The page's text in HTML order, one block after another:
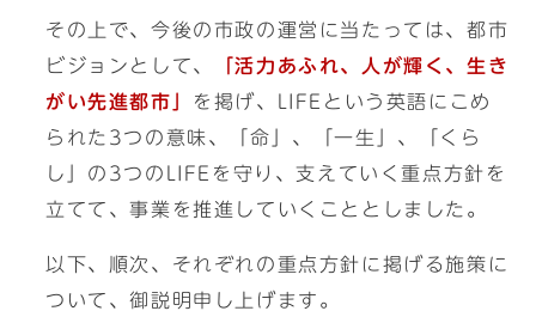
その上で、今後の市政の運営に当たっては、都市
ビジョンとして、
「活力あふれ、人が輝く、生き
がい先進都市」
を掲げ、LIFEという英語にこめ
られた3つの意味、「命」、「一生」、「くら
し」の3つのLIFEを守り、支えていく重点方針を
立てて、事業を推進していくこととしました。
以下、順次、それぞれの重点方針に掲げる施策に
ついて、御説明申し上げます。